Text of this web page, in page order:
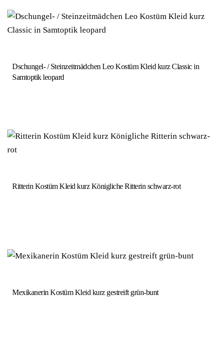
Dschungel- / Steinzeitmädchen Leo Kostüm Kleid kurz Classic in
Samtoptik leopard
Ritterin Kostüm Kleid kurz Königliche Ritterin schwarz-rot
Mexikanerin Kostüm Kleid kurz gestreift grün-bunt